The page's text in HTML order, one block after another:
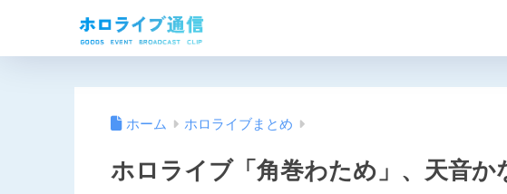
ホーム ホロライブまとめ
ホロライブ「角巻わため」、天音か